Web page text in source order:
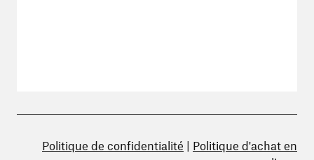
Politique de confidentialité | Politique d'achat en